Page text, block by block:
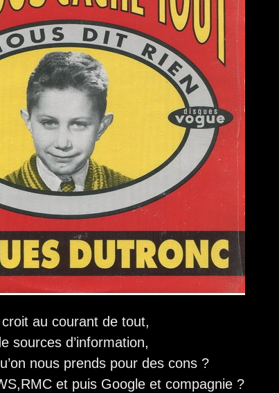
au courant de tout,
sources d’information,
nous prends pour des cons ?
et puis Google et compagnie ?